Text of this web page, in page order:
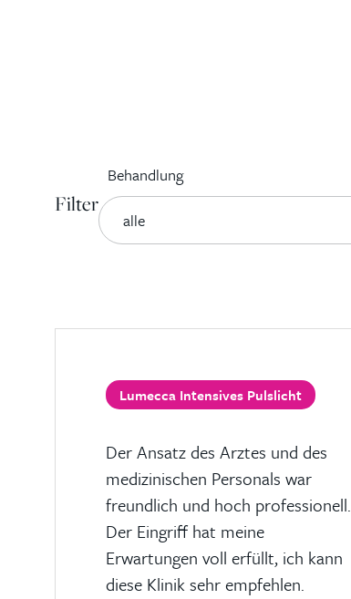
Filter
Behandlung
Lumecca Intensives Pulslicht
Der Ansatz des Arztes und des
medizinischen Personals war
freundlich und hoch professionell.
Der Eingriff hat meine
Erwartungen voll erfüllt, ich kann
diese Klinik sehr empfehlen.